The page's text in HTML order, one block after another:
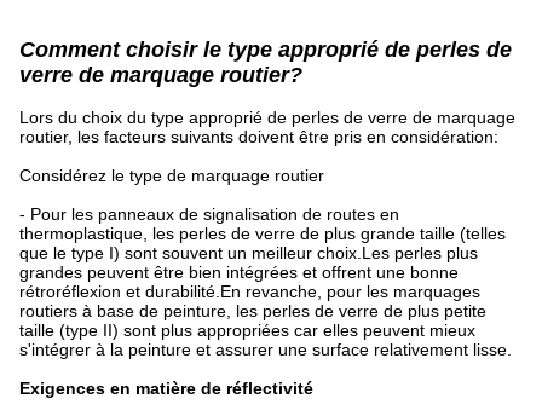
Comment choisir le type approprié de perles de
verre de marquage routier?
Lors du choix du type approprié de perles de verre de marquage
routier, les facteurs suivants doivent être pris en considération:
Considérez le type de marquage routier
- Pour les panneaux de signalisation de routes en
thermoplastique, les perles de verre de plus grande taille (telles
que le type I) sont souvent un meilleur choix.Les perles plus
grandes peuvent être bien intégrées et offrent une bonne
rétroréflexion et durabilité.En revanche, pour les marquages
routiers à base de peinture, les perles de verre de plus petite
taille (type II) sont plus appropriées car elles peuvent mieux
s'intégrer à la peinture et assurer une surface relativement lisse.
Exigences en matière de réflectivité